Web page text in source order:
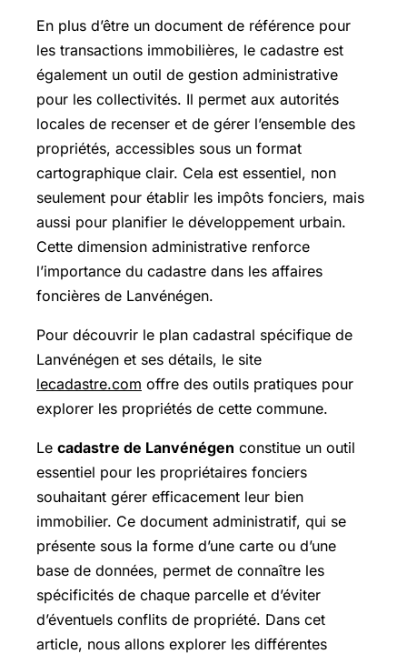
En plus d’être un document de référence pour
les transactions immobilières, le cadastre est
également un outil de gestion administrative
pour les collectivités. Il permet aux autorités
locales de recenser et de gérer l’ensemble des
propriétés, accessibles sous un format
cartographique clair. Cela est essentiel, non
seulement pour établir les impôts fonciers, mais
aussi pour planifier le développement urbain.
Cette dimension administrative renforce
l’importance du cadastre dans les affaires
foncières de Lanvénégen.
Pour découvrir le plan cadastral spécifique de
Lanvénégen et ses détails, le site
lecadastre.com offre des outils pratiques pour
explorer les propriétés de cette commune.
Le cadastre de Lanvénégen constitue un outil
essentiel pour les propriétaires fonciers
souhaitant gérer efficacement leur bien
immobilier. Ce document administratif, qui se
présente sous la forme d’une carte ou d’une
base de données, permet de connaître les
spécificités de chaque parcelle et d’éviter
d’éventuels conflits de propriété. Dans cet
article, nous allons explorer les différentes